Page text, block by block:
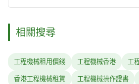
相關搜尋
工程機械租用價錢 工程機械香港 工
香港工程機械租賃 工程機械操作證書